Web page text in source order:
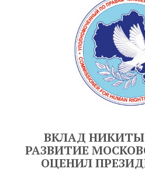
ВКЛАД
РАЗВИТИЕ
ОЦЕНИЛ